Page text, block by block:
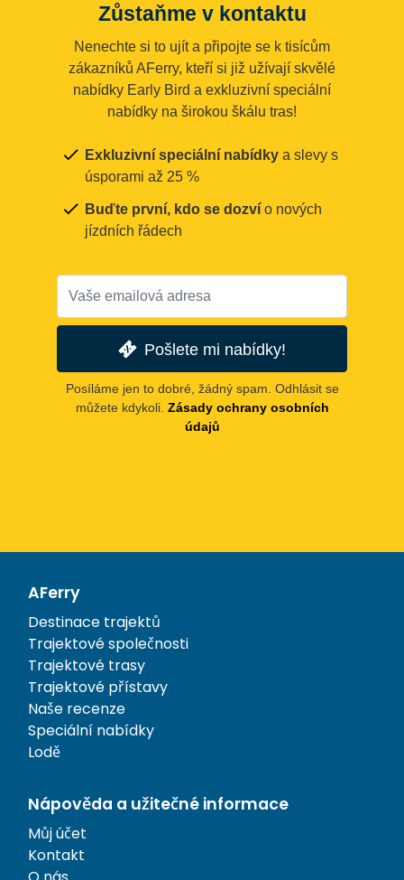
Zůstaňme v kontaktu
Nenechte si to ujít a připojte se k tisícům
zákazníků AFerry, kteří si již užívají skvělé
nabídky Early Bird a exkluzivní speciální
nabídky na širokou škálu tras!
Exkluzivní speciální nabídky a slevy s
úsporami až 25 %
Buďte první, kdo se dozví o nových
jízdních řádech
Pošlete mi nabídky!
Posíláme jen to dobré, žádný spam. Odhlásit se
můžete kdykoli. Zásady ochrany osobních
údajů
AFerry
Destinace trajektů
Trajektové společnosti
Trajektové trasy
Trajektové přístavy
Naše recenze
Speciální nabídky
Lodě
Nápověda a užitečné informace
Můj účet
Kontakt